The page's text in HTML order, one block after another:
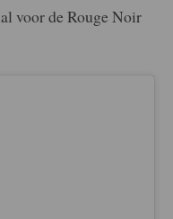
voor de Rouge Noir